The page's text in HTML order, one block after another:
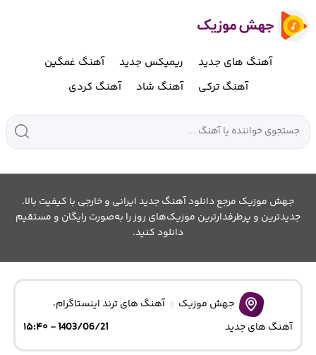
آهنگ های جدید ریمیکس جدید
آهنگ غمگین
آهنگ ترکی
آهنگ شاد آهنگ کردی
جهش موزیک مرجع دانلود آهنگ جدید ایرانی و خارجی با کیفیت بالا.
جدیدترین و پرطرفدارترین موزیک‌های روز را به‌صورت رایگان و مستقیم
دانلود کنید.
جهش موزیک آهنگ های ترند اینستاگرام،
آهنگ های جدید
1403/06/21 - ۱۵:۴۰